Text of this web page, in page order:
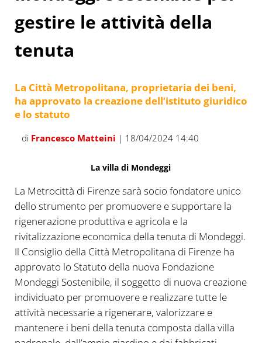
gestire le attività della
tenuta
La Città Metropolitana, proprietaria dei beni,
ha approvato la creazione dell’istituto giuridico
e lo statuto
di Francesco Matteini | 18/04/2024 14:40
La villa di Mondeggi
La Metrocittà di Firenze sarà socio fondatore unico
dello strumento per promuovere e supportare la
rigenerazione produttiva e agricola e la
rivitalizzazione economica della tenuta di Mondeggi.
Il Consiglio della Città Metropolitana di Firenze ha
approvato lo Statuto della nuova Fondazione
Mondeggi Sostenibile, il soggetto di nuova creazione
individuato per promuovere e realizzare tutte le
attività necessarie a rigenerare, valorizzare e
mantenere i beni della tenuta composta dalla villa